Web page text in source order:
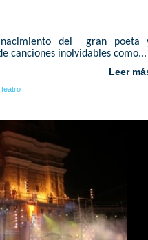
del gran poeta
canciones inolvidables como...
Leer
teatro